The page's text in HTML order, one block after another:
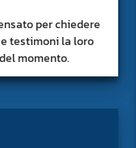
per chiedere
testimoni la loro
momento.